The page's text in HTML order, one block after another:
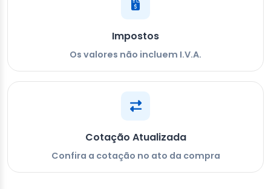
Impostos
Os valores não incluem I.V.A.
Cotação Atualizada
Confira a cotação no ato da compra